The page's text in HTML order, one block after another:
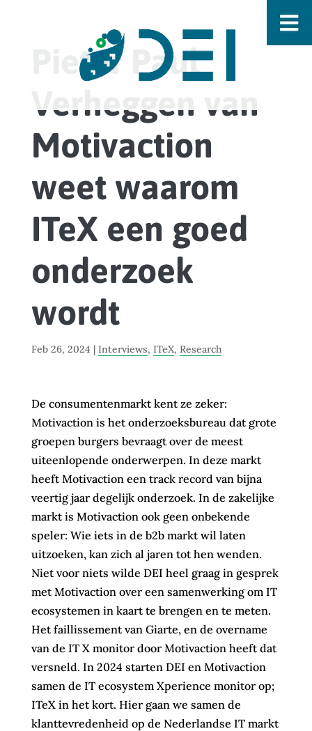
Pieter Paul
Verheggen van
Motivaction
weet waarom
ITeX een goed
onderzoek
wordt
Feb 26, 2024 | Interviews, ITeX, Research
De consumentenmarkt kent ze zeker:
Motivaction is het onderzoeksbureau dat grote
groepen burgers bevraagt over de meest
uiteenlopende onderwerpen. In deze markt
heeft Motivaction een track record van bijna
veertig jaar degelijk onderzoek. In de zakelijke
markt is Motivaction ook geen onbekende
speler: Wie iets in de b2b markt wil laten
uitzoeken, kan zich al jaren tot hen wenden.
Niet voor niets wilde DEI heel graag in gesprek
met Motivaction over een samenwerking om IT
ecosystemen in kaart te brengen en te meten.
Het faillissement van Giarte, en de overname
van de IT X monitor door Motivaction heeft dat
versneld. In 2024 starten DEI en Motivaction
samen de IT ecosystem Xperience monitor op;
ITeX in het kort. Hier gaan we samen de
klanttevredenheid op de Nederlandse IT markt